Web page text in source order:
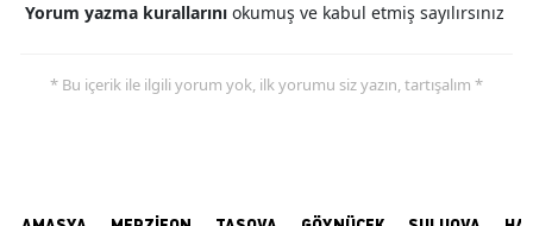
Yorum yazma kurallarını okumuş ve kabul etmiş sayılırsınız
* Bu içerik ile ilgili yorum yok, ilk yorumu siz yazın, tartışalım *